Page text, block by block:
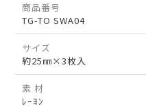
商品番号
TG-TO SWA04
サイズ
約25㎜×3枚入
素 材
ﾚｰﾖﾝ